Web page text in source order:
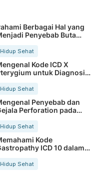
Berbagai Hal yang
Penyebab Buta
Hidup Sehat
Kode ICD X
untuk Diagnosis
Hidup Sehat
Penyebab dan
Perforation pada
Hidup Sehat
Kode
ICD 10 dalam
Medis Pasien
Hidup Sehat